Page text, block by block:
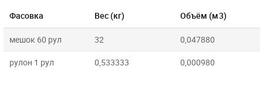
Фасовка Вес (кг) Объём (м3)
мешок 60 рул 32 0,047880
рулон 1 рул 0,533333 0,000980